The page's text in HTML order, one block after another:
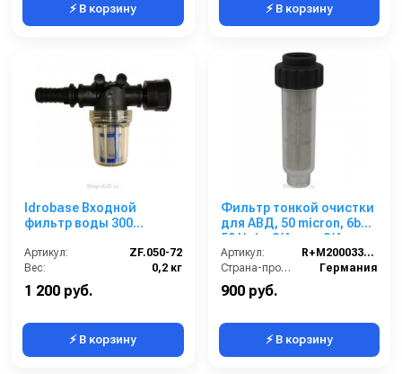
⚡ В корзину ⚡ В корзину
Idrobase Входной
фильтр воды 300
Артикул:
ZF.050-72
Вес:
0,2 кг
1 200 руб.
⚡ В корзину
Фильтр тонкой очистки
для АВД, 50 micron, 6bar,
50 l/min, 3/4внут-3/4внеш
100 шт. в упаковке
Артикул:
R+M200033900
Страна-производитель:
Германия
900 руб.
⚡ В корзину